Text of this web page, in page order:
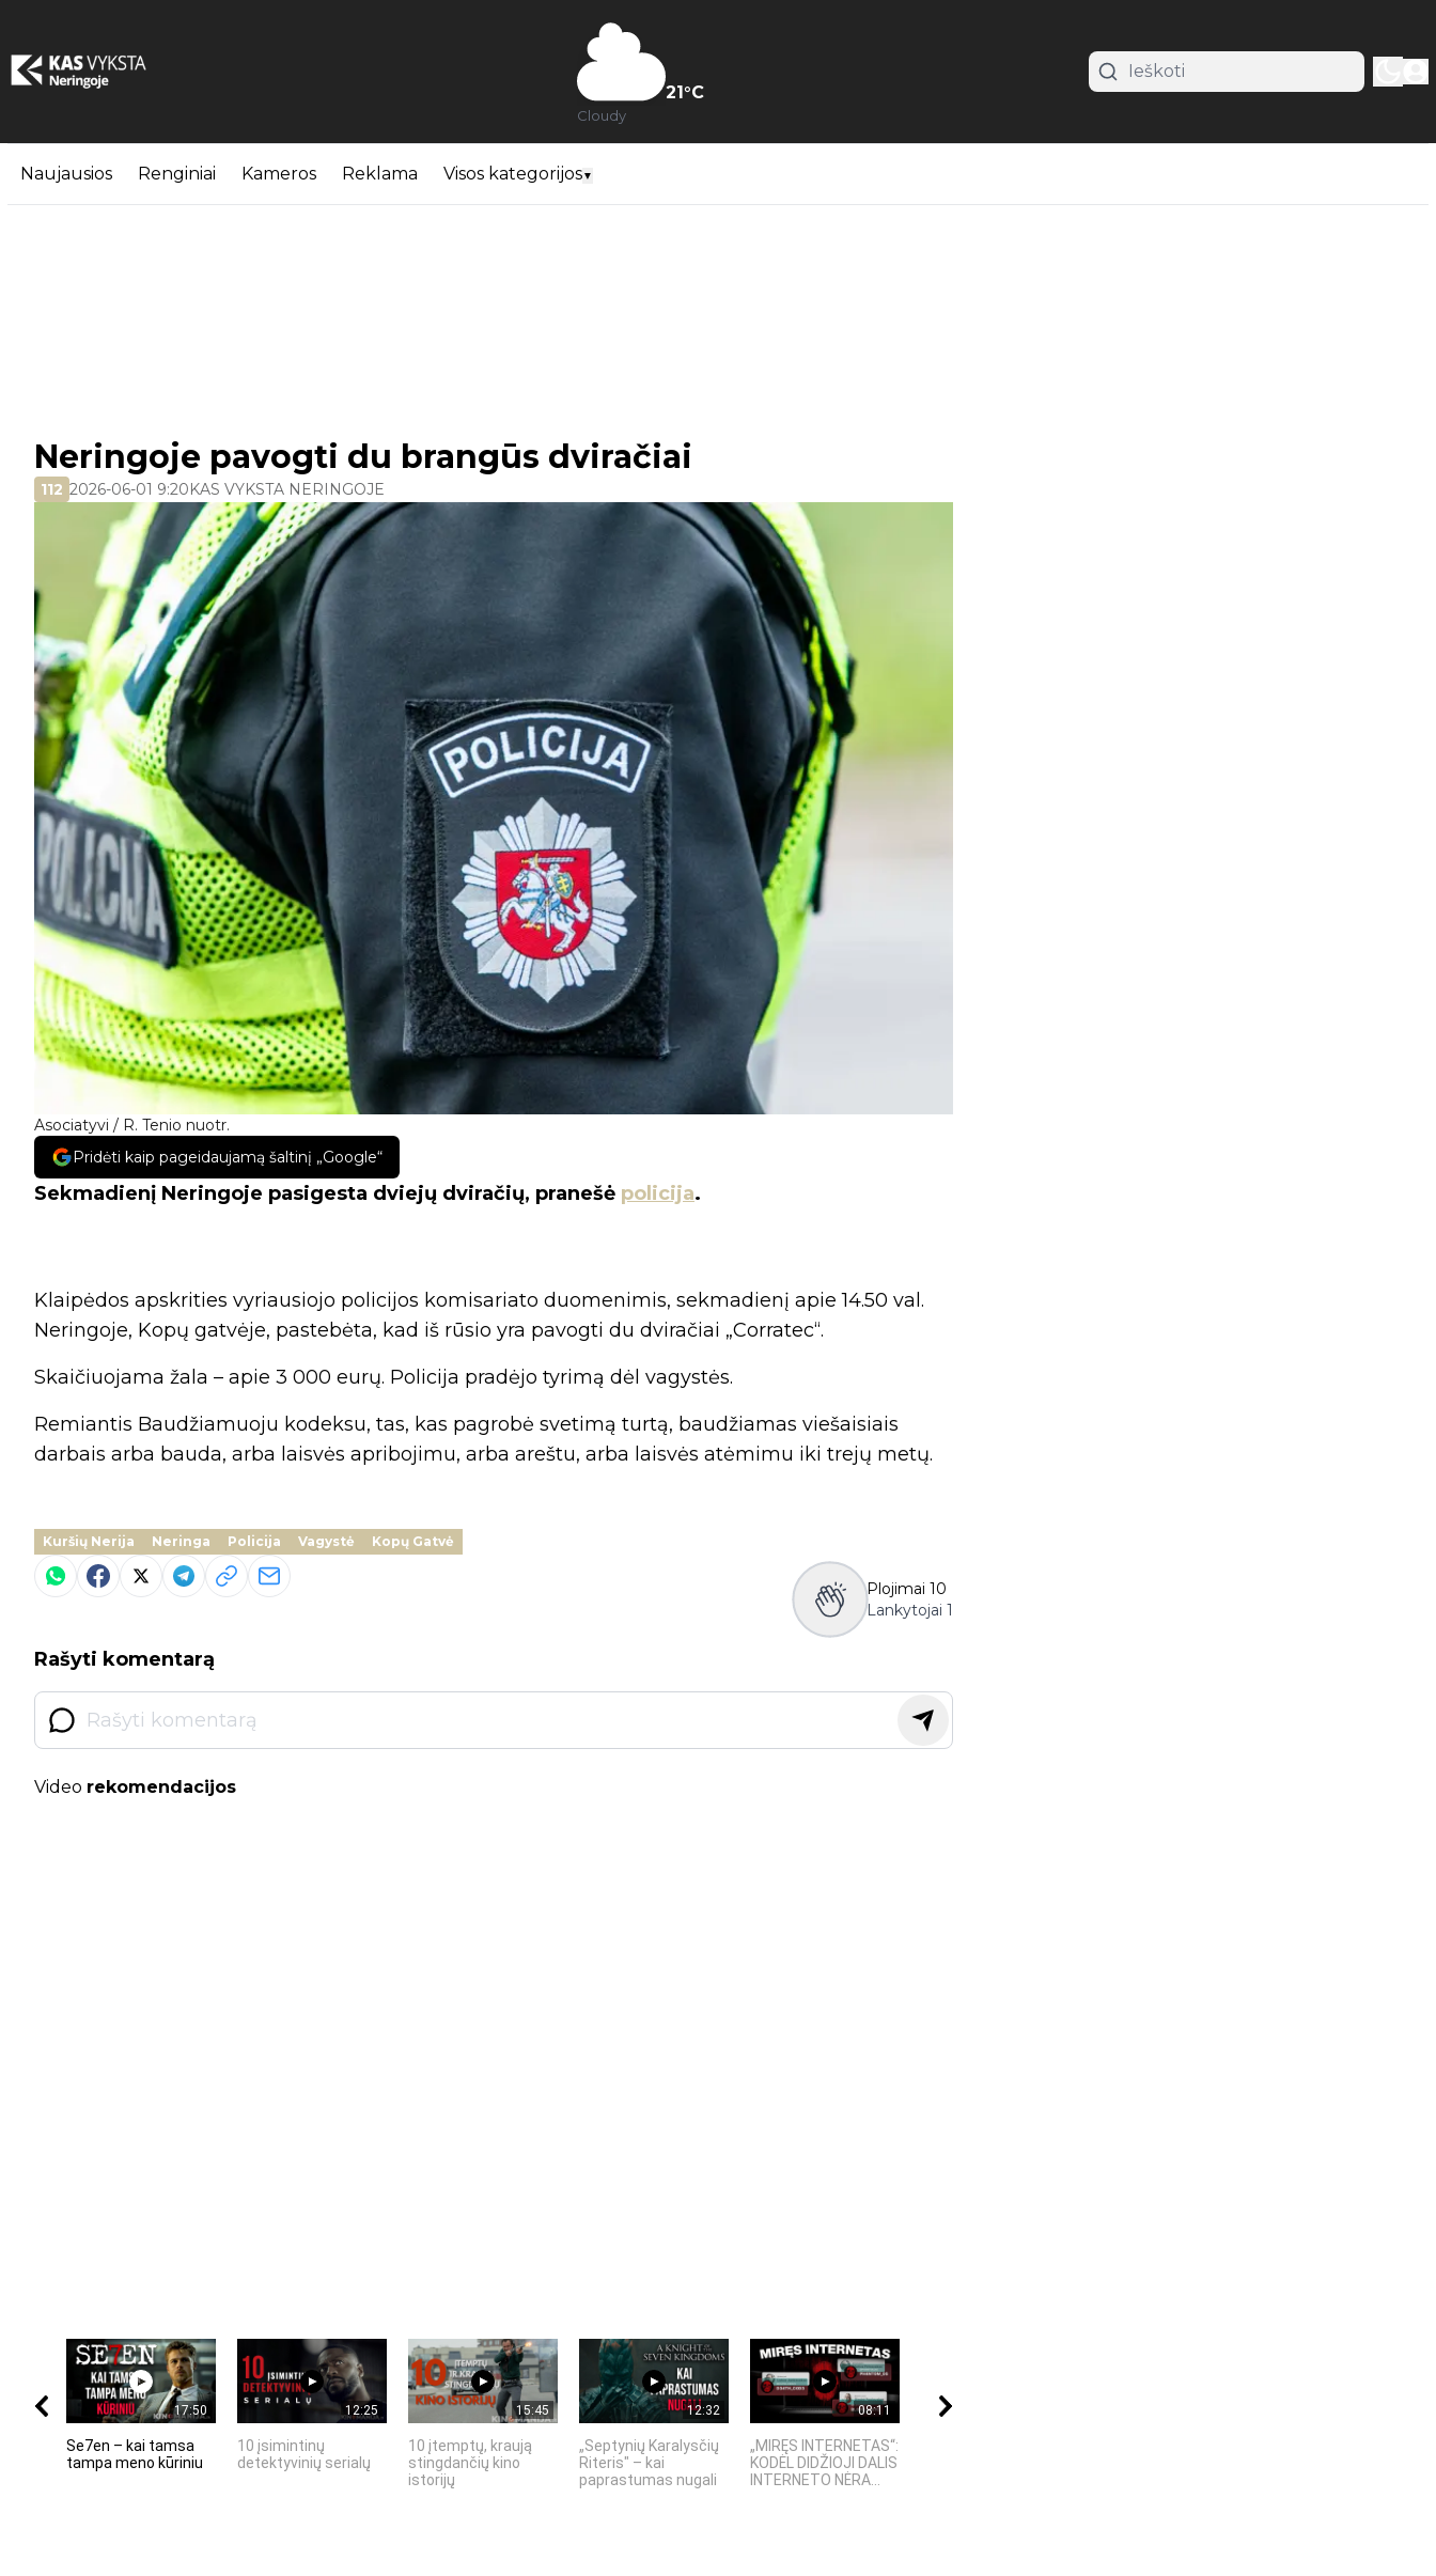
21°C
Cloudy
Naujausios Renginiai Kameros Reklama Visos kategorijos▼
Asociatyvi / R. Tenio nuotr.
Neringoje pavogti du brangūs dviračiai
112 2026-06-01 9:20KAS VYKSTA NERINGOJE
Pridėti kaip pageidaujamą šaltinį „Google“
Sekmadienį Neringoje pasigesta dviejų dviračių, pranešė policija.
Klaipėdos apskrities vyriausiojo policijos komisariato duomenimis, sekmadienį apie 14.50 val.
Neringoje, Kopų gatvėje, pastebėta, kad iš rūsio yra pavogti du dviračiai „Corratec“.
Skaičiuojama žala – apie 3 000 eurų. Policija pradėjo tyrimą dėl vagystės.
Remiantis Baudžiamuoju kodeksu, tas, kas pagrobė svetimą turtą, baudžiamas viešaisiais
darbais arba bauda, arba laisvės apribojimu, arba areštu, arba laisvės atėmimu iki trejų metų.
Kuršių Nerija Neringa Policija Vagystė Kopų Gatvė
Plojimai 10
Lankytojai 1
Rašyti komentarą
Video rekomendacijos
17:50
Se7en – kai tamsa
tampa meno kūriniu
12:25
10 įsimintinų
detektyvinių serialų
15:45
10 įtemptų, kraują
stingdančių kino
istorijų
12:32
„Septynių Karalysčių
Riteris" – kai
paprastumas nugali
08:11
„MIRĘS INTERNETAS“:
KODĖL DIDŽIOJI DALIS
INTERNETO NĖRA...